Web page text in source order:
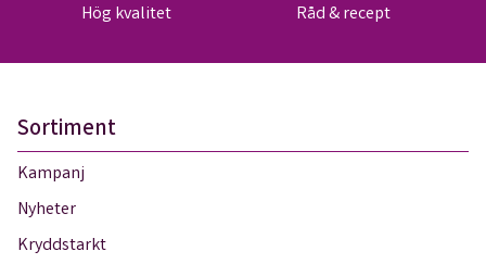
Hög kvalitet Råd & recept
Sortiment
Kampanj
Nyheter
Kryddstarkt